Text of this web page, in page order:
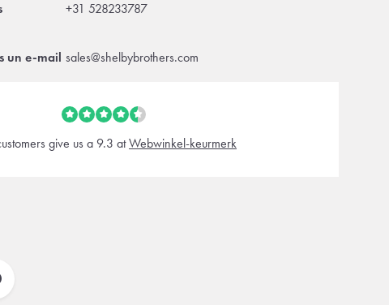
+31 528233787
un e-mail sales@shelbybrothers.com
give us a 9.3 atWebwinkel-keurmerk